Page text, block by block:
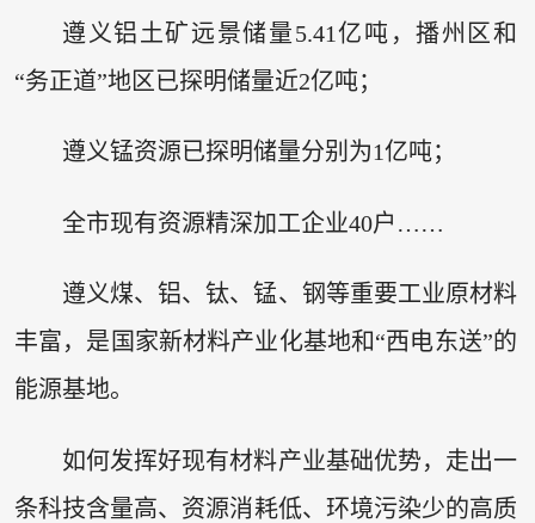
遵义铝土矿远景储量5.41亿吨，播州区和
“务正道”地区已探明储量近2亿吨；
遵义锰资源已探明储量分别为1亿吨；
全市现有资源精深加工企业40户……
遵义煤、铝、钛、锰、钢等重要工业原材料
丰富，是国家新材料产业化基地和“西电东送”的
能源基地。
如何发挥好现有材料产业基础优势，走出一
条科技含量高、资源消耗低、环境污染少的高质